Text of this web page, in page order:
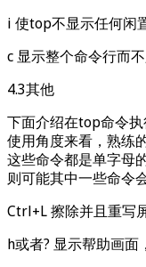
i 使top不显示任何闲
c 显示整个命令行而
4.3其他
下面介绍在top命令
使用角度来看，熟练
这些命令都是单字母
则可能其中一些命令
Ctrl+L 擦除并且重写
h或者? 显示帮助画面